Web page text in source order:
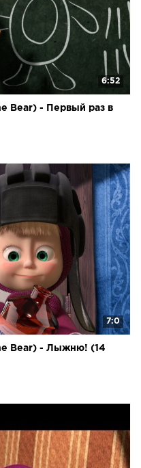
6:52
Bear) - Первый раз в
7:0
Bear) - Лыжню! (14